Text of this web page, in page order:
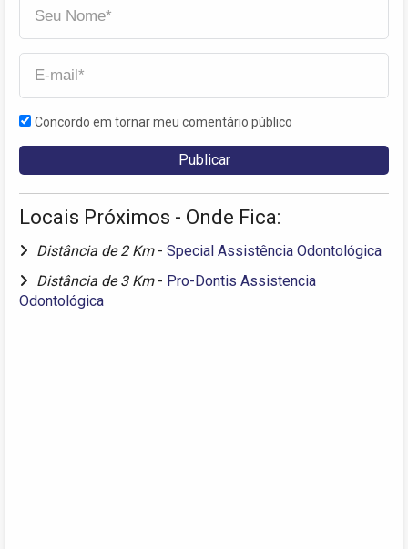
Concordo em tornar meu comentário público
Locais Próximos - Onde Fica:
Distância de 2 Km - Special Assistência Odontológica
Distância de 3 Km - Pro-Dontis Assistencia
Odontológica